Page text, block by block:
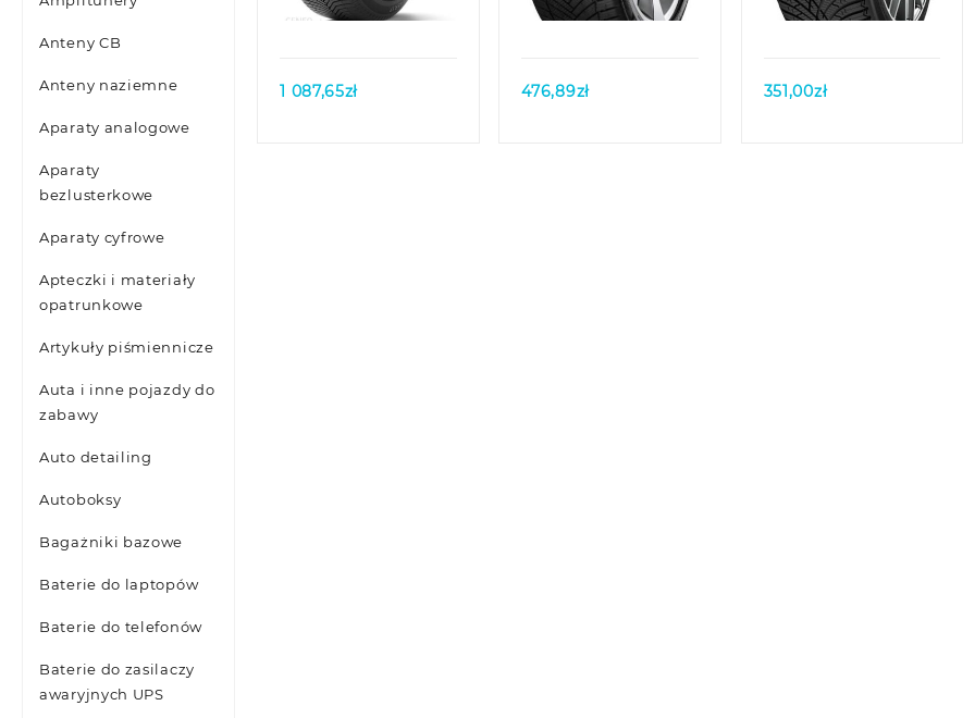
Anteny CB
Anteny naziemne
Aparaty analogowe
Aparaty
bezlusterkowe
Aparaty cyfrowe
Apteczki i materiały
opatrunkowe
Artykuły piśmiennicze
Auta i inne pojazdy do
zabawy
Auto detailing
Autoboksy
Bagażniki bazowe
Baterie do laptopów
Baterie do telefonów
Baterie do zasilaczy
awaryjnych UPS
1 087,65zł 476,89zł 351,00zł